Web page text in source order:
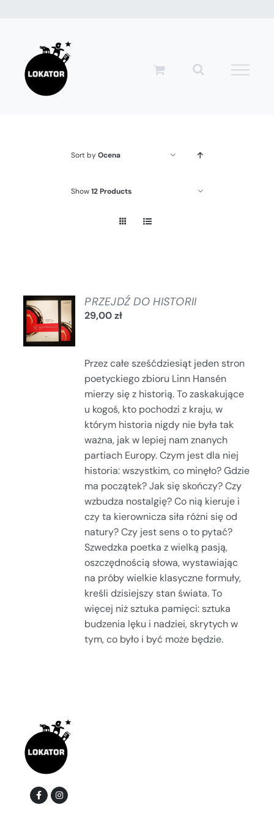
zawartości
Sort byOcena
Show12 Products
DODAJ
KOSZYKA
/
SZCZEGÓŁY
PRZEJDŹ DO HISTORII
29,00zł
Przez całe sześćdziesiąt jeden stron
poetyckiego zbioru Linn Hansén
mierzy się z historią. To zaskakujące
u kogoś, kto pochodzi z kraju, w
którym historia nigdy nie była tak
ważna, jak w lepiej nam znanych
partiach Europy. Czym jest dla niej
historia: wszystkim, co minęło? Gdzie
ma początek? Jak się skończy? Czy
wzbudza nostalgię? Co nią kieruje i
czy ta kierownicza siła różni się od
natury? Czy jest sens o to pytać?
Szwedzka poetka z wielką pasją,
oszczędnością słowa, wystawiając
na próby wielkie klasyczne formuły,
kreśli dzisiejszy stan świata. To
więcej niż sztuka pamięci: sztuka
budzenia lęku i nadziei, skrytych w
tym, co było i być może będzie.